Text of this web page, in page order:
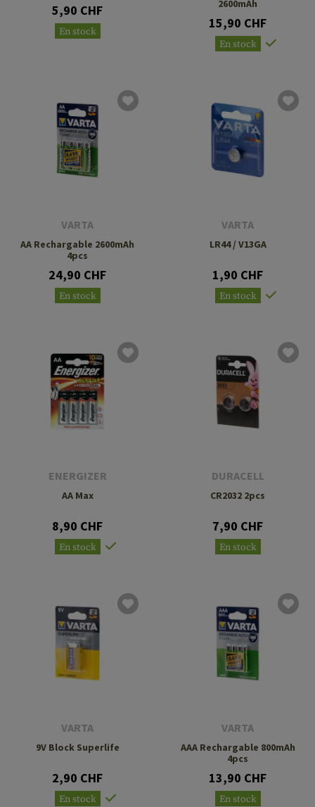
5,90 CHF
En stock
2600mAh
15,90 CHF
En stock
VARTA
AA Rechargable 2600mAh
4pcs
24,90 CHF
En stock
VARTA
LR44 / V13GA
1,90 CHF
En stock
ENERGIZER
AA Max
8,90 CHF
En stock
DURACELL
CR2032 2pcs
7,90 CHF
En stock
VARTA
9V Block Superlife
2,90 CHF
En stock
VARTA
AAA Rechargable 800mAh
4pcs
13,90 CHF
En stock